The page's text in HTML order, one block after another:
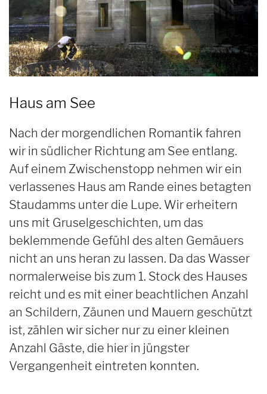
Haus am See
Nach der morgendlichen Romantik fahren
wir in südlicher Richtung am See entlang.
Auf einem Zwischenstopp nehmen wir ein
verlassenes Haus am Rande eines betagten
Staudamms unter die Lupe. Wir erheitern
uns mit Gruselgeschichten, um das
beklemmende Gefühl des alten Gemäuers
nicht an uns heran zu lassen. Da das Wasser
normalerweise bis zum 1. Stock des Hauses
reicht und es mit einer beachtlichen Anzahl
an Schildern, Zäunen und Mauern geschützt
ist, zählen wir sicher nur zu einer kleinen
Anzahl Gäste, die hier in jüngster
Vergangenheit eintreten konnten.